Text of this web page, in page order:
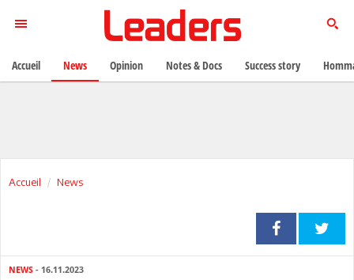
Accueil News
NEWS - 16.11.2023
Accueil News Opinion Notes & Docs Success story